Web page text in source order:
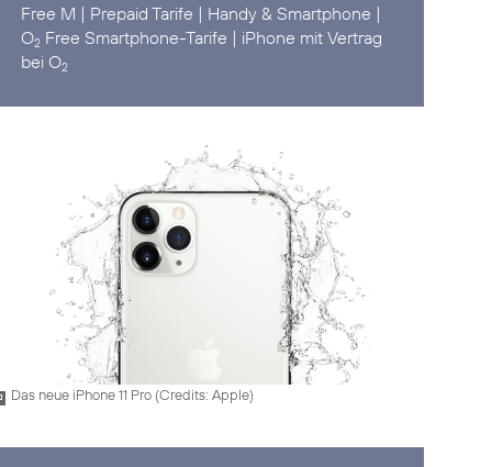
Free M | Prepaid Tarife | Handy & Smartphone |
O2 Free Smartphone-Tarife | iPhone mit Vertrag
bei O2
Das neue iPhone 11 Pro (Credits: Apple)